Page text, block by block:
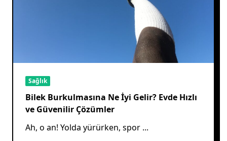
Sağlık
Bilek Burkulmasına Ne İyi Gelir? Evde Hızlı
ve Güvenilir Çözümler
Ah, o an! Yolda yürürken, spor ...